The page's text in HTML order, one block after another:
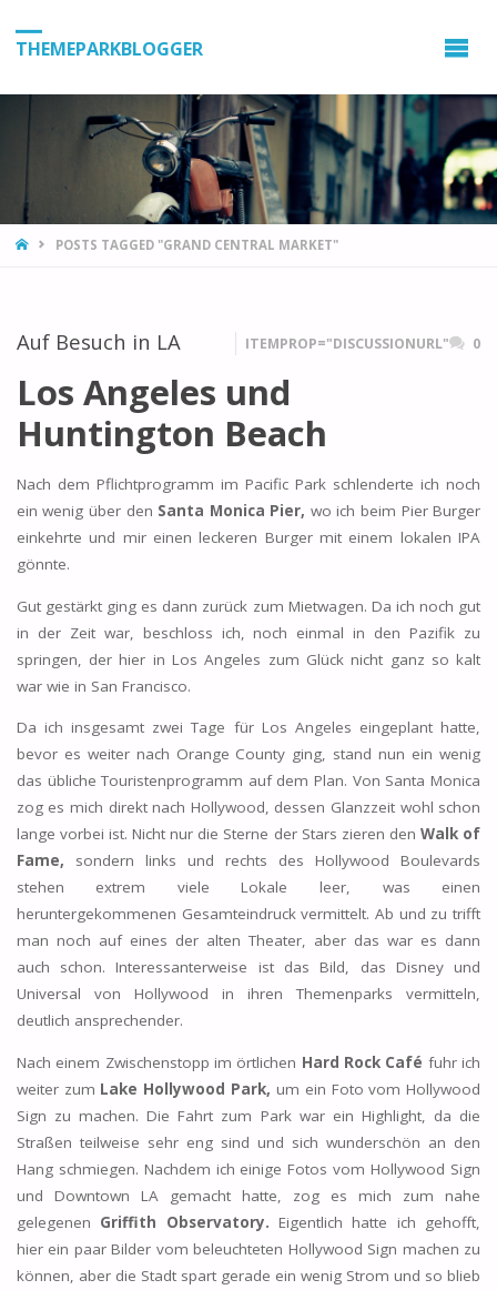
THEMEPARKBLOGGER
HOMEPOSTS TAGGED "GRAND CENTRAL MARKET"
Auf Besuch in LA ITEMPROP="DISCUSSIONURL" 0
Los Angeles und
Huntington Beach
Nach dem Pflichtprogramm im Pacific Park schlenderte ich noch
ein wenig über den Santa Monica Pier, wo ich beim Pier Burger
einkehrte und mir einen leckeren Burger mit einem lokalen IPA
gönnte.
Gut gestärkt ging es dann zurück zum Mietwagen. Da ich noch gut
in der Zeit war, beschloss ich, noch einmal in den Pazifik zu
springen, der hier in Los Angeles zum Glück nicht ganz so kalt
war wie in San Francisco.
Da ich insgesamt zwei Tage für Los Angeles eingeplant hatte,
bevor es weiter nach Orange County ging, stand nun ein wenig
das übliche Touristenprogramm auf dem Plan. Von Santa Monica
zog es mich direkt nach Hollywood, dessen Glanzzeit wohl schon
lange vorbei ist. Nicht nur die Sterne der Stars zieren denWalk of
Fame, sondern links und rechts des Hollywood Boulevards
stehen extrem viele Lokale leer, was einen
heruntergekommenen Gesamteindruck vermittelt. Ab und zu trifft
man noch auf eines der alten Theater, aber das war es dann
auch schon. Interessanterweise ist das Bild, das Disney und
Universal von Hollywood in ihren Themenparks vermitteln,
deutlich ansprechender.
Nach einem Zwischenstopp im örtlichen Hard Rock Café fuhr ich
weiter zum Lake Hollywood Park, um ein Foto vom Hollywood
Sign zu machen. Die Fahrt zum Park war ein Highlight, da die
Straßen teilweise sehr eng sind und sich wunderschön an den
Hang schmiegen. Nachdem ich einige Fotos vom Hollywood Sign
und Downtown LA gemacht hatte, zog es mich zum nahe
gelegenen Griffith Observatory. Eigentlich hatte ich gehofft,
hier ein paar Bilder vom beleuchteten Hollywood Sign machen zu
können, aber die Stadt spart gerade ein wenig Strom und so blieb